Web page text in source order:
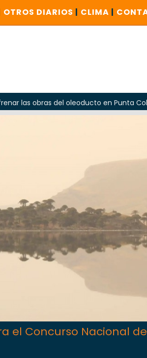
OTROS DIARIOS | CLIMA |
del oleoducto en Punta Colorada
el Concurso Nacional